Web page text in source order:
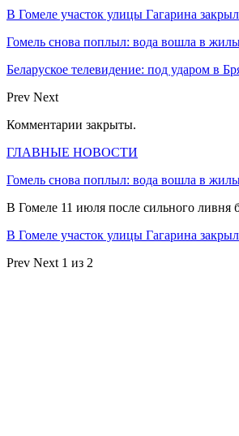
В Гомеле участок улицы Гагарина
Гомель снова поплыл: вода вошла в
Беларуское телевидение: под ударом в
Prev Next
Комментарии закрыты.
ГЛАВНЫЕ НОВОСТИ
Гомель снова поплыл: вода вошла в
В Гомеле 11 июля после сильного
В Гомеле участок улицы Гагарина
Prev Next 1 из 2